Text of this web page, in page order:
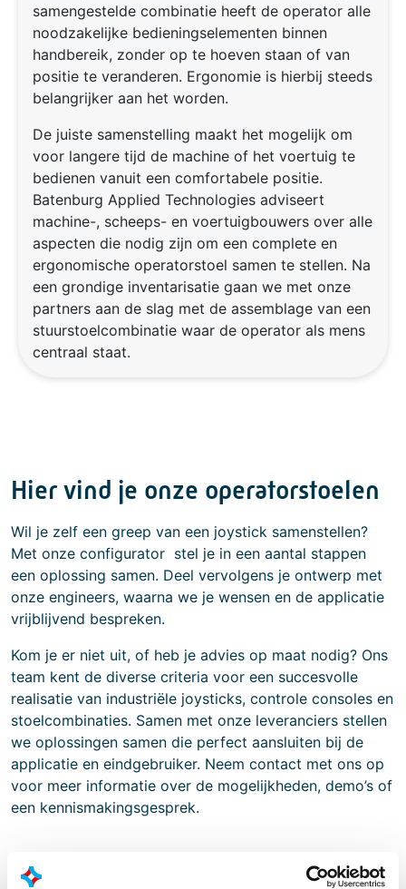
samengestelde combinatie heeft de operator alle
noodzakelijke bedieningselementen binnen
handbereik, zonder op te hoeven staan of van
positie te veranderen. Ergonomie is hierbij steeds
belangrijker aan het worden.
De juiste samenstelling maakt het mogelijk om
voor langere tijd de machine of het voertuig te
bedienen vanuit een comfortabele positie.
Batenburg Applied Technologies adviseert
machine-, scheeps- en voertuigbouwers over alle
aspecten die nodig zijn om een complete en
ergonomische operatorstoel samen te stellen. Na
een grondige inventarisatie gaan we met onze
partners aan de slag met de assemblage van een
stuurstoelcombinatie waar de operator als mens
centraal staat.
Hier vind je onze operatorstoelen
Wil je zelf een greep van een joystick samenstellen?
Met onze configurator stel je in een aantal stappen
een oplossing samen. Deel vervolgens je ontwerp met
onze engineers, waarna we je wensen en de applicatie
vrijblijvend bespreken.
Kom je er niet uit, of heb je advies op maat nodig? Ons
team kent de diverse criteria voor een succesvolle
realisatie van industriële joysticks, controle consoles en
stoelcombinaties. Samen met onze leveranciers stellen
we oplossingen samen die perfect aansluiten bij de
applicatie en eindgebruiker. Neem contact met ons op
voor meer informatie over de mogelijkheden, demo’s of
een kennismakingsgesprek.